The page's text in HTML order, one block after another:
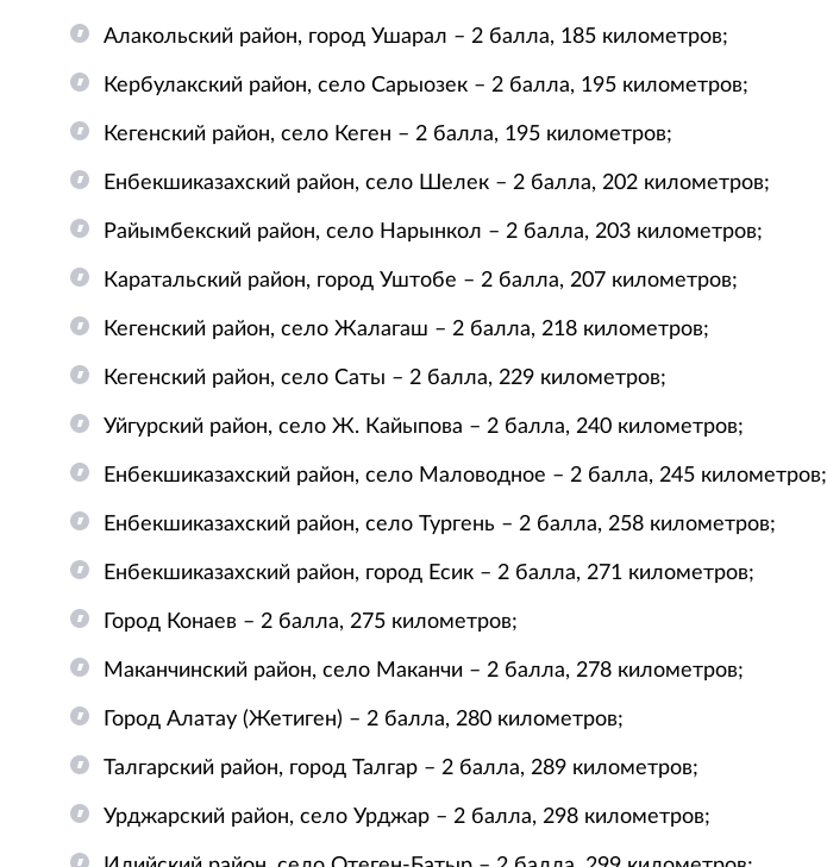
Алакольский район, город Ушарал – 2 балла, 185 километров;
Кербулакский район, село Сарыозек – 2 балла, 195 километров;
Кегенский район, село Кеген – 2 балла, 195 километров;
Енбекшиказахский район, село Шелек – 2 балла, 202 километров;
Райымбекский район, село Нарынкол – 2 балла, 203 километров;
Каратальский район, город Уштобе – 2 балла, 207 километров;
Кегенский район, село Жалагаш – 2 балла, 218 километров;
Кегенский район, село Саты – 2 балла, 229 километров;
Уйгурский район, село Ж. Кайыпова – 2 балла, 240 километров;
Енбекшиказахский район, село Маловодное – 2 балла, 245 километров;
Енбекшиказахский район, село Тургень – 2 балла, 258 километров;
Енбекшиказахский район, город Есик – 2 балла, 271 километров;
Город Конаев – 2 балла, 275 километров;
Маканчинский район, село Маканчи – 2 балла, 278 километров;
Город Алатау (Жетиген) – 2 балла, 280 километров;
Талгарский район, город Талгар – 2 балла, 289 километров;
Урджарский район, село Урджар – 2 балла, 298 километров;